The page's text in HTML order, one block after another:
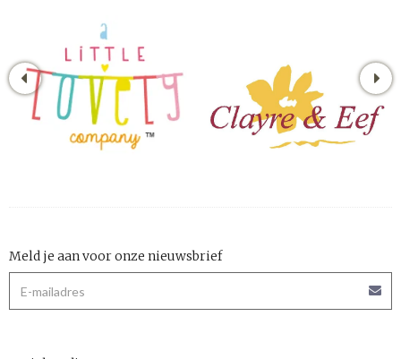
Meld je aan voor onze nieuwsbrief